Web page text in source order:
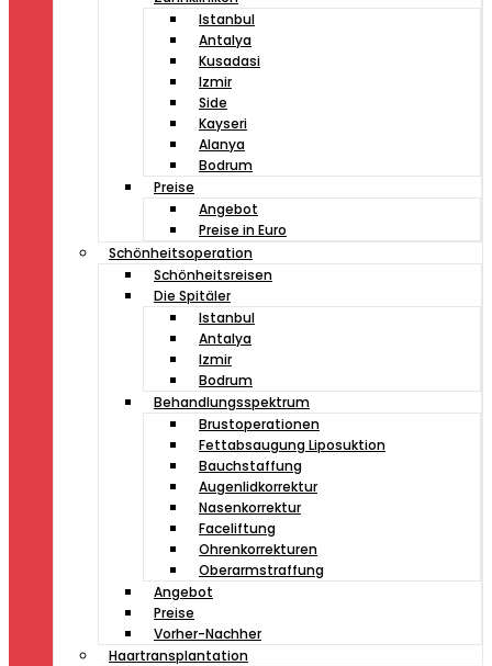
Istanbul
Antalya
Kusadasi
Izmir
Side
Kayseri
Alanya
Bodrum
Preise
Angebot
Preise in Euro
Schönheitsoperation
Schönheitsreisen
Die Spitäler
Istanbul
Antalya
Izmir
Bodrum
Behandlungsspektrum
Brustoperationen
Fettabsaugung Liposuktion
Bauchstaffung
Augenlidkorrektur
Nasenkorrektur
Faceliftung
Ohrenkorrekturen
Oberarmstraffung
Angebot
Preise
Vorher-Nachher
Haartransplantation